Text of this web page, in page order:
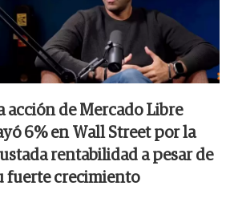
acción de Mercado Libre
6% en Wall Street por la
rentabilidad a pesar de
fuerte crecimiento